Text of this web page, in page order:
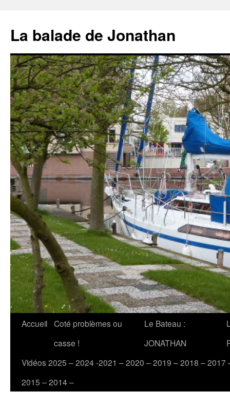
contenu
La balade de Jonathan
Accueil Coté problèmes ou
casse !
Le Bateau :
JONATHAN
Vidéos 2025 – 2024 -2021 – 2020 – 2019 – 2018 – 2017
2015 – 2014 –